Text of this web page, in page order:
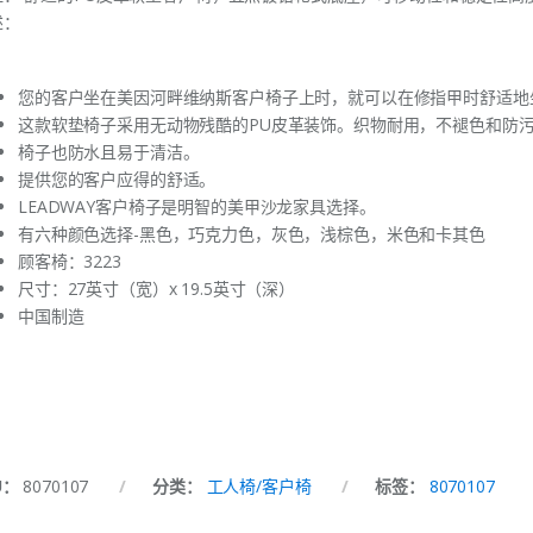
您的客户坐在美因河畔维纳斯客户椅子上时，就可以在修指甲时舒适地
这款软垫椅子采用无动物残酷的PU皮革装饰。织物耐用，不褪色和防污
椅子也防水且易于清洁。
提供您的客户应得的舒适。
LEADWAY客户椅子是明智的美甲沙龙家具选择。
有六种颜色选择-黑色，巧克力色，灰色，浅棕色，米色和卡其色
顾客椅：3223
尺寸：27英寸（宽）x 19.5英寸（深）
中国制造
8070107 分类： 工人椅/客户椅 标签： 8070107